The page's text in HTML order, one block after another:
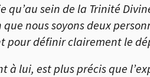
qu’au sein de la Trinité
nous soyons deux
pour définir clairement le
à lui, est plus précis que